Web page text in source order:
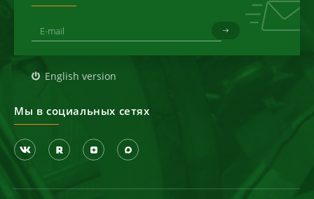
English version
Мы в социальных сетях